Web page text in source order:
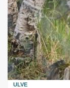
ULVE